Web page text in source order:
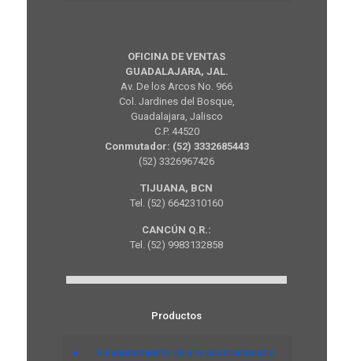
OFICINA DE VENTAS
GUADALAJARA, JAL.
Av. De los Arcos No. 966
Col. Jardines del Bosque,
Guadalajara, Jalisco
C.P. 44520
Conmutador: (52) 3332685443
(52) 3326967426
TIJUANA, BCN
Tel. (52) 6642310160
CANCÚN Q.R.:
Tel. (52) 9983132858
Productos
Funcionamiento de aire acondicionado